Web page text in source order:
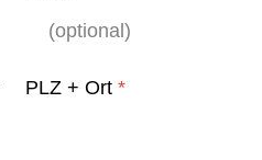
PLZ + Ort *